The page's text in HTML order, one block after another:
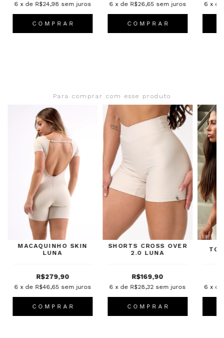
6 x de R$24,98 sem juros
C O M P R A R
6 x de R$26,65 sem juros
C O M P R A R
6 x
Para comprar com esse produto
MACAQUINHO SKIN
LUNA
R$279,90
6 x de R$46,65 sem juros
C O M P R A R
SHORTS CROSS OVER
2.0 LUNA
R$169,90
6 x de R$28,32 sem juros
C O M P R A R
6 x